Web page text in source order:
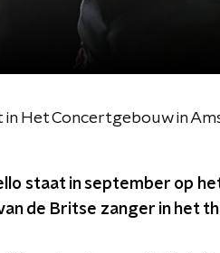
Het Concertgebouw in
staat in september op
de Britse zanger in het